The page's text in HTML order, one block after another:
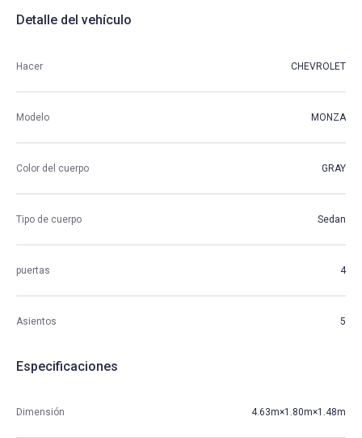
Detalle del vehículo
Hacer CHEVROLET
Modelo MONZA
Color del cuerpo GRAY
Tipo de cuerpo Sedan
puertas 4
Asientos 5
Especificaciones
Dimensión 4.63m×1.80m×1.48m